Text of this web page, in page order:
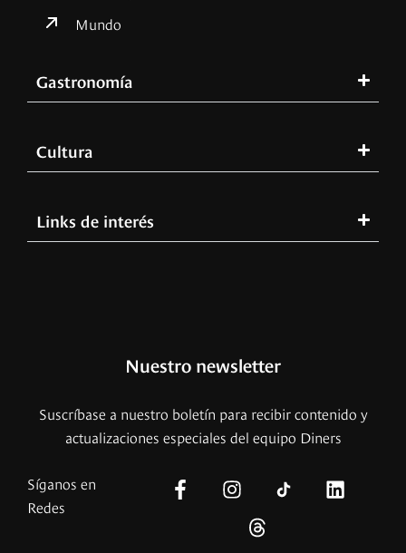
Mundo
Gastronomía
Cultura
Links de interés
Nuestro newsletter
Suscríbase a nuestro boletín para recibir contenido y
actualizaciones especiales del equipo Diners
Síganos en
Redes